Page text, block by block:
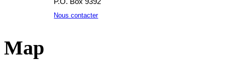
Nous contacter
Map